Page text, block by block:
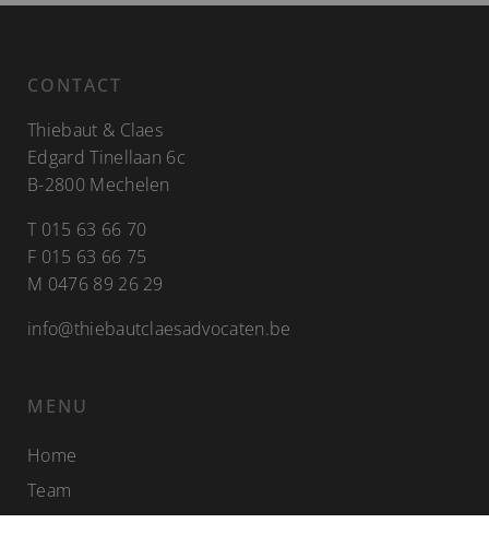
CONTACT
Thiebaut & Claes
Edgard Tinellaan 6c
B-2800 Mechelen
T 015 63 66 70
F 015 63 66 75
M 0476 89 26 29
info@thiebautclaesadvocaten.be
MENU
Home
Team